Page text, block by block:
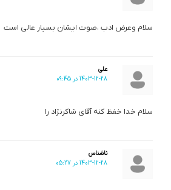
سلام وعرض ادب ،صوت ایشان بسیار عالی است
علی
1403-12-28 در 09:45
سلام خدا خفظ کنه آقای شاکرنژاد را
ناشناس
1403-12-28 در 05:27